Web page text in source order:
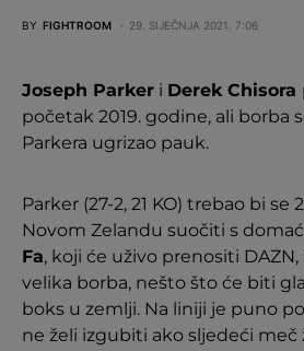
BY FIGHTROOM 29. SIJEČNJA 2021. 7:06
Joseph Parker i Derek Chisora
početak 2019. godine, ali borba
Parkera ugrizao pauk.
Parker (27-2, 21 KO) trebao bi se
Novom Zelandu suočiti s
Fa, koji će uživo prenositi
velika borba, nešto što će biti
boks u zemlji. Na liniji je puno
ne želi izgubiti ako sljedeći meč